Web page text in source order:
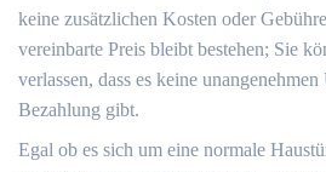
keine zusätzlichen Kosten oder
vereinbarte Preis bleibt bestehen; Sie
verlassen, dass es keine
Bezahlung gibt.​
Egal ob es sich um eine normale